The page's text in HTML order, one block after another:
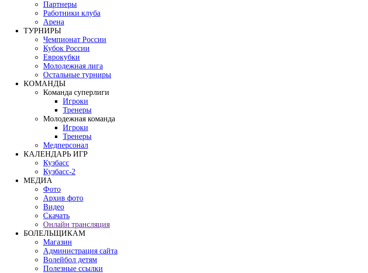
Партнеры
Работники клуба
Арена
ТУРНИРЫ
Чемпионат России
Кубок России
Еврокубки
Молодежная лига
Остальные турниры
КОМАНДЫ
Команда суперлиги
Игроки
Тренеры
Молодежная команда
Игроки
Тренеры
Медперсонал
КАЛЕНДАРЬ ИГР
Кузбасс
Кузбасс-2
МЕДИА
Фото
Архив фото
Видео
Скачать
Онлайн трансляция
БОЛЕЛЬЩИКАМ
Магазин
Администрация сайта
Волейбол детям
Полезные ссылки